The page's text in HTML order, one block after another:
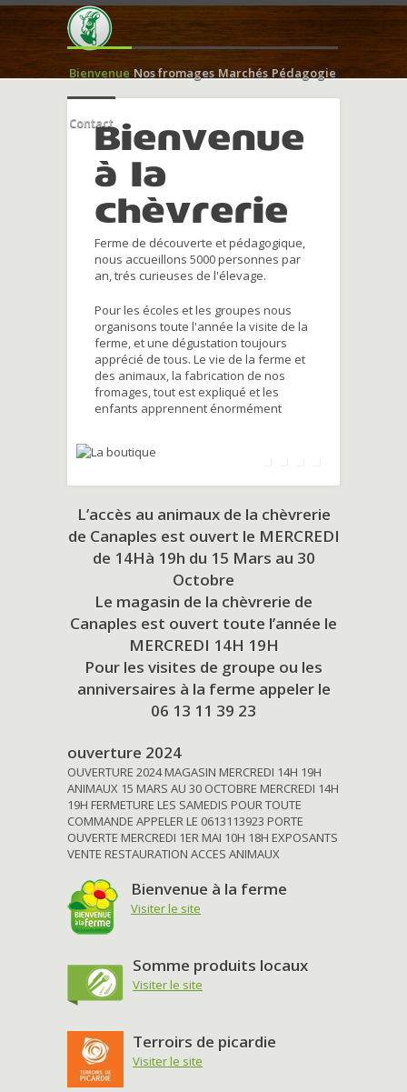
Bienvenue Nos fromages Marchés Pédagogie
ContactBienvenue
à la
chèvrerie
Ferme de découverte et pédagogique,
nous accueillons 5000 personnes par
an, trés curieuses de l'élevage.
Pour les écoles et les groupes nous
organisons toute l'année la visite de la
ferme, et une dégustation toujours
apprécié de tous. Le vie de la ferme et
des animaux, la fabrication de nos
fromages, tout est expliqué et les
enfants apprennent énormément
L’accès au animaux de la chèvrerie
de Canaples est ouvert le MERCREDI
de 14Hà 19h du 15 Mars au 30
Octobre
Le magasin de la chèvrerie de
Canaples est ouvert toute l’année le
MERCREDI 14H 19H
Pour les visites de groupe ou les
anniversaires à la ferme appeler le
06 13 11 39 23
ouverture 2024
OUVERTURE 2024 MAGASIN MERCREDI 14H 19H
ANIMAUX 15 MARS AU 30 OCTOBRE MERCREDI 14H
19H FERMETURE LES SAMEDIS POUR TOUTE
COMMANDE APPELER LE 0613113923 PORTE
OUVERTE MERCREDI 1ER MAI 10H 18H EXPOSANTS
VENTE RESTAURATION ACCES ANIMAUX
Bienvenue à la ferme
Visiter le site
Somme produits locaux
Visiter le site
Terroirs de picardie
Visiter le site